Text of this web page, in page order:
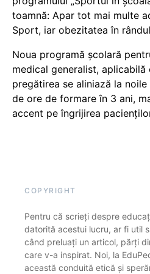
toamnă: Apar tot mai multe
Sport, iar obezitatea în
Noua programă școlară
medical generalist,
pregătirea se aliniază la
de ore de formare în 3 ani,
accent pe îngrijirea
COPYRIGHT
Pentru că scrieți despre
datorită acestui lucru, ar fi util
când preluați un articol, părți
care v-a inspirat. Noi, la
această conduită etică și